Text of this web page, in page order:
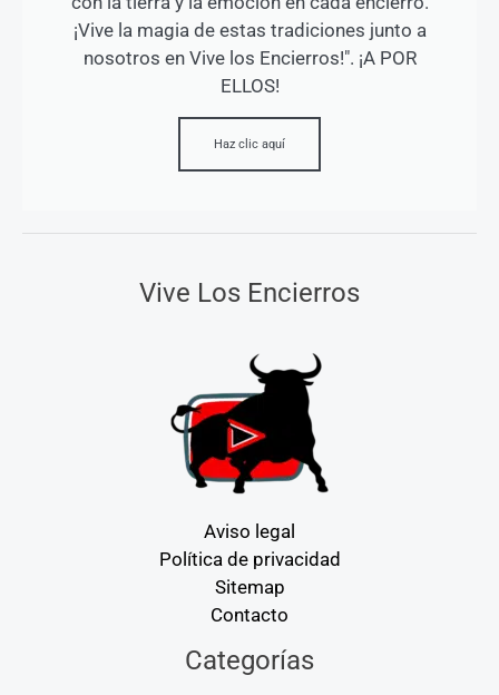
¡Vive la magia de estas tradiciones junto a
nosotros en Vive los Encierros!". ¡A POR
ELLOS!
Haz clic aquí
Vive Los Encierros
Aviso legal
Política de privacidad
Sitemap
Contacto
Categorías